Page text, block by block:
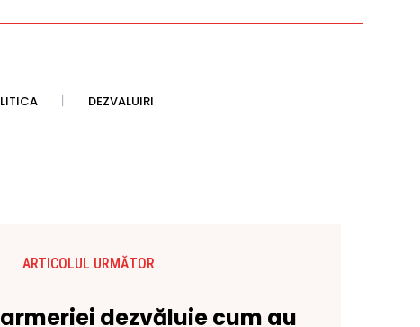
DEZVALUIRI
ARTICOLUL URMĂTOR
dezvăluie cum au